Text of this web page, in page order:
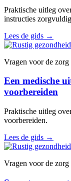
Praktische uitleg
instructies
Lees de gids →
Vragen voor de zorg
Een medische
voorbereiden
Praktische uitleg
voorbereiden.
Lees de gids →
Vragen voor de zorg